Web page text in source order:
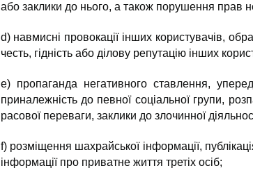
або заклики до нього, а також порушення прав
d) навмисні провокації інших користувачів,
честь, гідність або ділову репутацію інших
e) пропаганда негативного ставлення,
приналежність до певної соціальної групи,
расової переваги, заклики до злочинної
f) розміщення шахрайської інформації,
інформації про приватне життя третіх осіб;